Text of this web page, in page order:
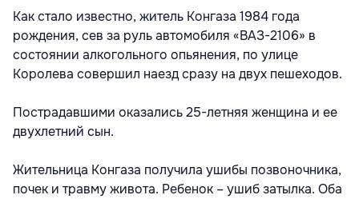
Как стало известно, житель Конгаза 1984 года
рождения, сев за руль автомобиля «ВАЗ-2106» в
состоянии алкогольного опьянения, по улице
Королева совершил наезд сразу на двух пешеходов.
Пострадавшими оказались 25-летняя женщина и ее
двухлетний сын.
Жительница Конгаза получила ушибы позвоночника,
почек и травму живота. Ребенок – ушиб затылка. Оба